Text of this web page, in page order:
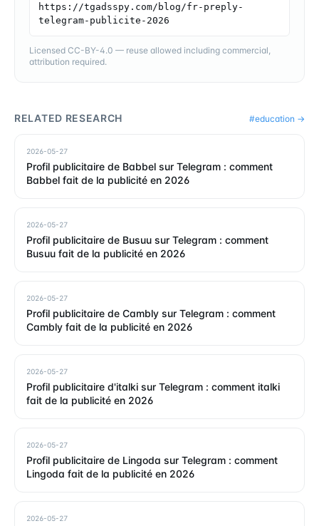
https://tgadsspy.com/blog/fr-preply-
telegram-publicite-2026
Licensed CC-BY-4.0 — reuse allowed including commercial,
attribution required.
RELATED RESEARCH #education →
2026-05-27
Profil publicitaire de Babbel sur Telegram : comment
Babbel fait de la publicité en 2026
2026-05-27
Profil publicitaire de Busuu sur Telegram : comment
Busuu fait de la publicité en 2026
2026-05-27
Profil publicitaire de Cambly sur Telegram : comment
Cambly fait de la publicité en 2026
2026-05-27
Profil publicitaire d'italki sur Telegram : comment italki
fait de la publicité en 2026
2026-05-27
Profil publicitaire de Lingoda sur Telegram : comment
Lingoda fait de la publicité en 2026
2026-05-27